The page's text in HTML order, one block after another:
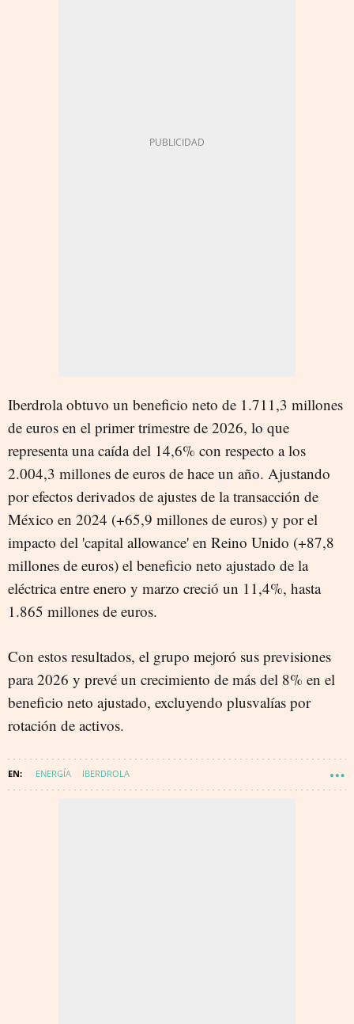
Iberdrola obtuvo un beneficio neto de 1.711,3 millones
de euros en el primer trimestre de 2026, lo que
representa una caída del 14,6% con respecto a los
2.004,3 millones de euros de hace un año. Ajustando
por efectos derivados de ajustes de la transacción de
México en 2024 (+65,9 millones de euros) y por el
impacto del 'capital allowance' en Reino Unido (+87,8
millones de euros) el beneficio neto ajustado de la
eléctrica entre enero y marzo creció un 11,4%, hasta
1.865 millones de euros.
Con estos resultados, el grupo mejoró sus previsiones
para 2026 y prevé un crecimiento de más del 8% en el
beneficio neto ajustado, excluyendo plusvalías por
rotación de activos.
ENERGÍA IBERDROLA